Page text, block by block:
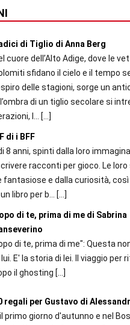
di Tiglio di Anna Berg
cuore dell’Alto Adige, dove le
sfidano il cielo e il tempo
delle stagioni, sorge un
di un tiglio secolare si
l...
[…]
di i BFF
8 anni, spinti dalla loro
racconti per gioco. Le
fantasiose e dalla curiosità, così
libro per b...
[…]
di te, prima di me di Sabrina
di te, prima di me": Questa
lui. E' la storia di lei. Il viaggio per
il ghosting […]
regali per Gustavo di
il primo giorno d'autunno e nel